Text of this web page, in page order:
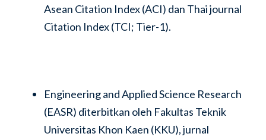
Asean Citation Index (ACI) dan Thai journal
Citation Index (TCI; Tier-1).
Engineering and Applied Science Research
(EASR) diterbitkan oleh Fakultas Teknik
Universitas Khon Kaen (KKU), jurnal